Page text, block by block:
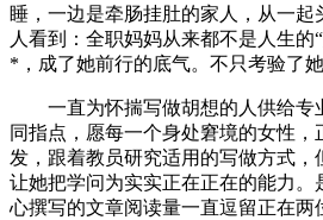
睡，一边是牵肠挂肚的家人，从一起
人看到：全职妈妈从来都不是人生的
*，成了她前行的底气。不只考验了她
一直为怀揣写做胡想的人供给专
同指点，愿每一个身处窘境的女性，
发，跟着教员研究适用的写做方式，
让她把学问为实实正在正在的能力。
心撰写的文章阅读量一直逗留正在两